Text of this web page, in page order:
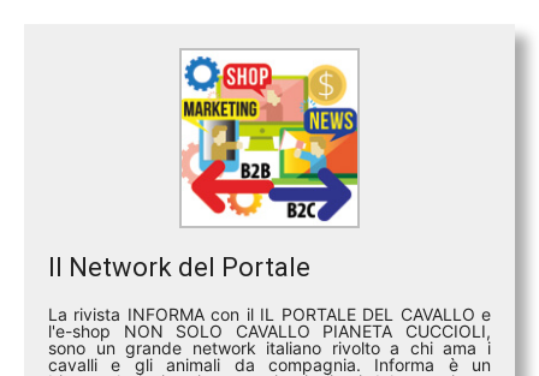
Il Network del Portale
La rivista INFORMA con il IL PORTALE DEL CAVALLO e
l'e-shop NON SOLO CAVALLO PIANETA CUCCIOLI,
sono un grande network italiano rivolto a chi ama i
cavalli e gli animali da compagnia. Informa è un